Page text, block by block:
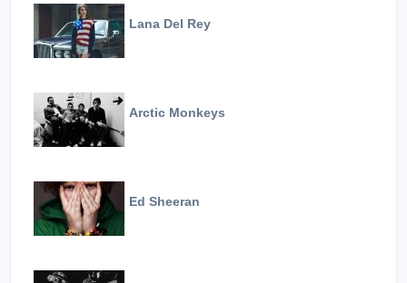
Lana Del Rey
Arctic Monkeys
Ed Sheeran